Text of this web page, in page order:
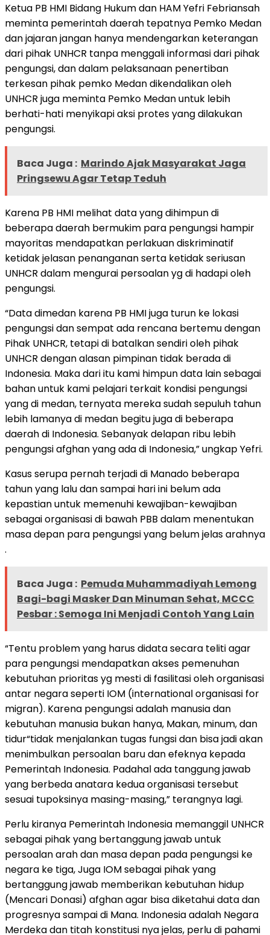
Ketua PB HMI Bidang Hukum dan HAM Yefri Febriansah
meminta pemerintah daerah tepatnya Pemko Medan
dan jajaran jangan hanya mendengarkan keterangan
dari pihak UNHCR tanpa menggali informasi dari pihak
pengungsi, dan dalam pelaksanaan penertiban
terkesan pihak pemko Medan dikendalikan oleh
UNHCR juga meminta Pemko Medan untuk lebih
berhati-hati menyikapi aksi protes yang dilakukan
pengungsi.
Baca Juga : Marindo Ajak Masyarakat Jaga
Pringsewu Agar Tetap Teduh
Karena PB HMI melihat data yang dihimpun di
beberapa daerah bermukim para pengungsi hampir
mayoritas mendapatkan perlakuan diskriminatif
ketidak jelasan penanganan serta ketidak seriusan
UNHCR dalam mengurai persoalan yg di hadapi oleh
pengungsi.
“Data dimedan karena PB HMI juga turun ke lokasi
pengungsi dan sempat ada rencana bertemu dengan
Pihak UNHCR, tetapi di batalkan sendiri oleh pihak
UNHCR dengan alasan pimpinan tidak berada di
Indonesia. Maka dari itu kami himpun data lain sebagai
bahan untuk kami pelajari terkait kondisi pengungsi
yang di medan, ternyata mereka sudah sepuluh tahun
lebih lamanya di medan begitu juga di beberapa
daerah di Indonesia. Sebanyak delapan ribu lebih
pengungsi afghan yang ada di Indonesia,” ungkap Yefri.
Kasus serupa pernah terjadi di Manado beberapa
tahun yang lalu dan sampai hari ini belum ada
kepastian untuk memenuhi kewajiban-kewajiban
sebagai organisasi di bawah PBB dalam menentukan
masa depan para pengungsi yang belum jelas arahnya
.
Baca Juga : Pemuda Muhammadiyah Lemong
Bagi-bagi Masker Dan Minuman Sehat, MCCC
Pesbar : Semoga Ini Menjadi Contoh Yang Lain
“Tentu problem yang harus didata secara teliti agar
para pengungsi mendapatkan akses pemenuhan
kebutuhan prioritas yg mesti di fasilitasi oleh organisasi
antar negara seperti IOM (international organisasi for
migran). Karena pengungsi adalah manusia dan
kebutuhan manusia bukan hanya, Makan, minum, dan
tidur“tidak menjalankan tugas fungsi dan bisa jadi akan
menimbulkan persoalan baru dan efeknya kepada
Pemerintah Indonesia. Padahal ada tanggung jawab
yang berbeda anatara kedua organisasi tersebut
sesuai tupoksinya masing-masing,” terangnya lagi.
Perlu kiranya Pemerintah Indonesia memanggil UNHCR
sebagai pihak yang bertanggung jawab untuk
persoalan arah dan masa depan pada pengungsi ke
negara ke tiga, Juga IOM sebagai pihak yang
bertanggung jawab memberikan kebutuhan hidup
(Mencari Donasi) afghan agar bisa diketahui data dan
progresnya sampai di Mana. Indonesia adalah Negara
Merdeka dan titah konstitusi nya jelas, perlu di pahami